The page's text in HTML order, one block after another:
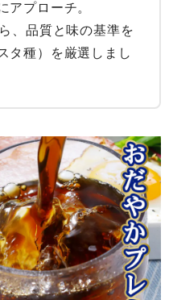
アプローチ。
、品質と味の基準を
タ種）を厳選しまし